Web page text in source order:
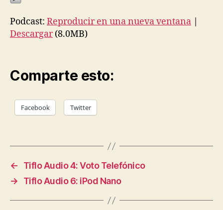
Podcast: Reproducir en una nueva ventana |
Descargar(8.0MB)
Comparte esto:
Facebook Twitter
←
Tiflo Audio 4: Voto Telefónico
→
Tiflo Audio 6: iPod Nano